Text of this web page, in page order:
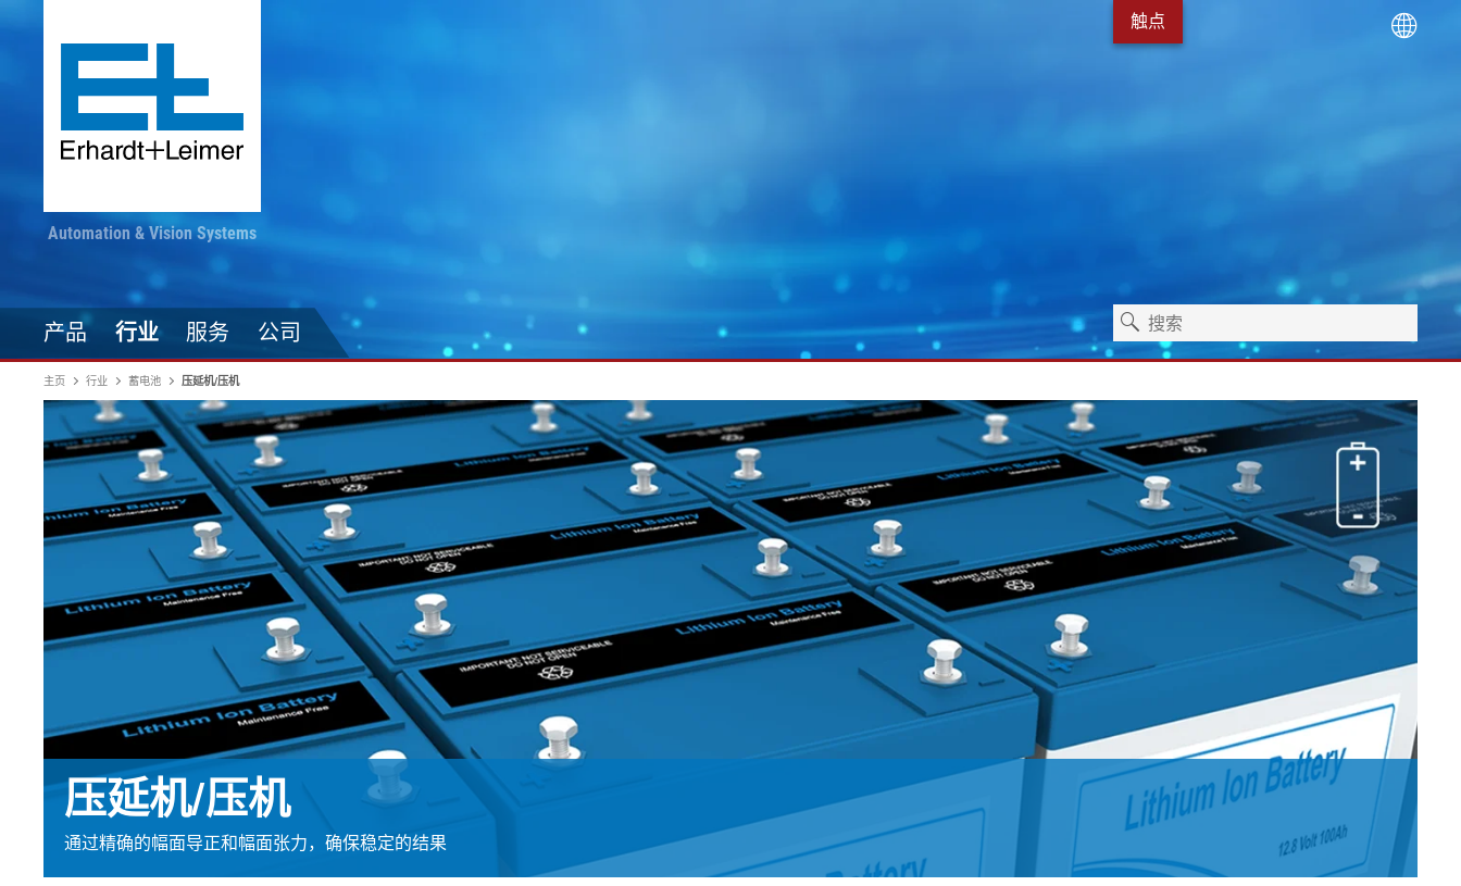
产品
驱动技术
EL.MOTION - BLDC 驱动单
元
•
显示全部
自动化技术
•
显示全部
幅面运行技术
幅面导正系统
轮胎幅面导正系统
瓦楞纸板幅面导正系统
纺织品幅面导正系统
轮胎幅面宽度调控系统
•
显示全部
幅面除尘技术
瓦楞纸板非接触式幅面清
洁系统
纺织幅面清洁系统
ELCLEAN
•
显示全部
输送带运行技术
输送带导正系统
纸张毛毡和网布运行
纸张毛毡和网布张力
•
显示全部
检测技术
壓力檢壓
ELSCAN 幅面监控系统
金属探测系统 ELMETA
轮胎表面检测
ELSIS 表面检测，薄膜/纸
织物密度量测控制装置
瓦楞纸板幅面张力控制系
切割技术
纺织行业切割系统
•
独立式机器
用于瓦楞纸板行业的机器
用于轮胎行业的机器
纺织工业用机械
显示全部
E+L 亮点
行业
纺织品、地毯、无纺布
上浆机
卷筒切开设备
烧毛机
丝光加工机
KKV 印染机
•
显示全部
印染加工
•
显示全部
图片
标签印刷机
复卷检查设备
数字印刷机
卷筒纸胶印机
柔版印刷机 CI
•
显示全部
蓄电池
涂层机
压延机/压机
滚动切割装置
冲裁机
组装设备
•
显示全部
卫生保健
婴儿纸尿裤机
女性卫生巾机
成人纸尿裤机
湿巾机
塑料
吹膜挤出机
平模挤压挤出机
制袋机
薄膜延展机
显示全部
轮胎和橡胶
纤维帘线压延生产线
钢丝帘线压延生产线
纤维帘线切割机
钢丝帘线切割机
瓦楞纸板生产线
纸巾机
涂层生产线
纸浆干燥机
•
显示全部
其它行业
标签机
管材生产设备
服务
MY E+L
报价
立即注册
•
显示全部
MY E+L 常见问题解答
服务包
退货和维修
服务工具
售后服务文件
公司
随时掌握最新动态
展览会
News
时事通讯
新闻套件
•
显示全部
订阅 Erhardt+Leimer 时事通讯
并且定期获得有趣的更新，
具体涉及我们的产品、创新
以及更多。
企业集团
欧洲驻地和子公司
美国驻地和子公司
亚洲驻地和子公司
•
显示全部
公司
公司理念
质量
历史
显示全部
Erhardt+Leimer 的发展
历程
触点
Automation & Vision Systems
主页 行业 蓄电池 压延机/压机
压延机/压机
通过精确的幅面导正和幅面张力，确保稳定的结果